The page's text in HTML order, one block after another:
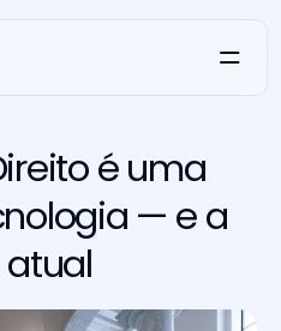
é uma
— e a
atual